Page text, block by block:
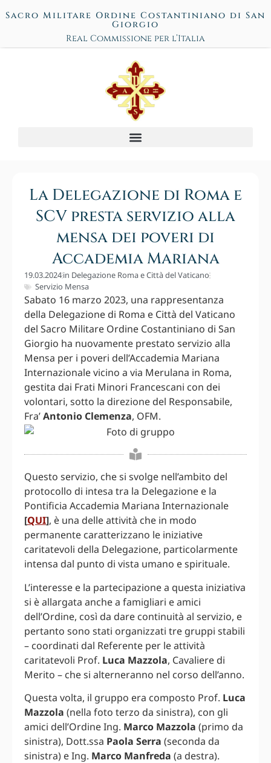
Sacro Militare Ordine Costantiniano di San
Giorgio
Real Commissione per l’Italia
La Delegazione di Roma e
SCV presta servizio alla
mensa dei poveri di
Accademia Mariana
19.03.2024in Delegazione Roma e Città del Vaticano
Servizio Mensa
Sabato 16 marzo 2023, una rappresentanza
della Delegazione di Roma e Città del Vaticano
del Sacro Militare Ordine Costantiniano di San
Giorgio ha nuovamente prestato servizio alla
Mensa per i poveri dell’Accademia Mariana
Internazionale vicino a via Merulana in Roma,
gestita dai Frati Minori Francescani con dei
volontari, sotto la direzione del Responsabile,
Fra’Antonio Clemenza, OFM.
Questo servizio, che si svolge nell’ambito del
protocollo di intesa tra la Delegazione e la
Pontificia Accademia Mariana Internazionale
[QUI], è una delle attività che in modo
permanente caratterizzano le iniziative
caritatevoli della Delegazione, particolarmente
intensa dal punto di vista umano e spirituale.
L’interesse e la partecipazione a questa iniziativa
si è allargata anche a famigliari e amici
dell’Ordine, così da dare continuità al servizio, e
pertanto sono stati organizzati tre gruppi stabili
– coordinati dal Referente per le attività
caritatevoli Prof. Luca Mazzola, Cavaliere di
Merito – che si alterneranno nel corso dell’anno.
Questa volta, il gruppo era composto Prof. Luca
Mazzola (nella foto terzo da sinistra), con gli
amici dell’Ordine Ing. Marco Mazzola (primo da
sinistra), Dott.ssa Paola Serra (seconda da
sinistra) e Ing. Marco Manfreda (a destra).